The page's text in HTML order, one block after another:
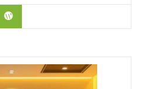
Hablar con el Doctor